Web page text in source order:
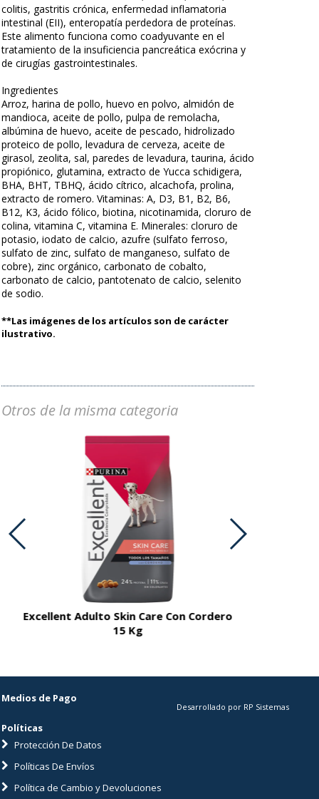
colitis, gastritis crónica, enfermedad inflamatoria
intestinal (EII), enteropatía perdedora de proteínas.
Este alimento funciona como coadyuvante en el
tratamiento de la insuficiencia pancreática exócrina y
de cirugías gastrointestinales.
Ingredientes
Arroz, harina de pollo, huevo en polvo, almidón de
mandioca, aceite de pollo, pulpa de remolacha,
albúmina de huevo, aceite de pescado, hidrolizado
proteico de pollo, levadura de cerveza, aceite de
girasol, zeolita, sal, paredes de levadura, taurina, ácido
propiónico, glutamina, extracto de Yucca schidigera,
BHA, BHT, TBHQ, ácido cítrico, alcachofa, prolina,
extracto de romero. Vitaminas: A, D3, B1, B2, B6,
B12, K3, ácido fólico, biotina, nicotinamida, cloruro de
colina, vitamina C, vitamina E. Minerales: cloruro de
potasio, iodato de calcio, azufre (sulfato ferroso,
sulfato de zinc, sulfato de manganeso, sulfato de
cobre), zinc orgánico, carbonato de cobalto,
carbonato de calcio, pantotenato de calcio, selenito
de sodio.
**Las imágenes de los artículos son de carácter
ilustrativo.
Otros de la misma categoria
Excellent Adulto Skin Care Con Cordero
15 Kg
Medios de Pago
Políticas
Protección De Datos
Políticas De Envíos
Política de Cambio y Devoluciones
Desarrollado por RP Sistemas